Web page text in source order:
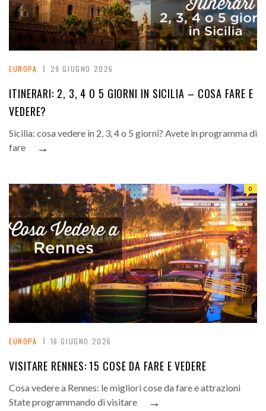
EUROPA 29 GIUGNO 2026
ITINERARI: 2, 3, 4 O 5 GIORNI IN SICILIA – COSA FARE E
VEDERE?
Sicilia: cosa vedere in 2, 3, 4 o 5 giorni? Avete in programma di
fare
→
EUROPA 16 GIUGNO 2026
0
VISITARE RENNES: 15 COSE DA FARE E VEDERE
Cosa vedere a Rennes: le migliori cose da fare e attrazioni
State programmando di visitare
→